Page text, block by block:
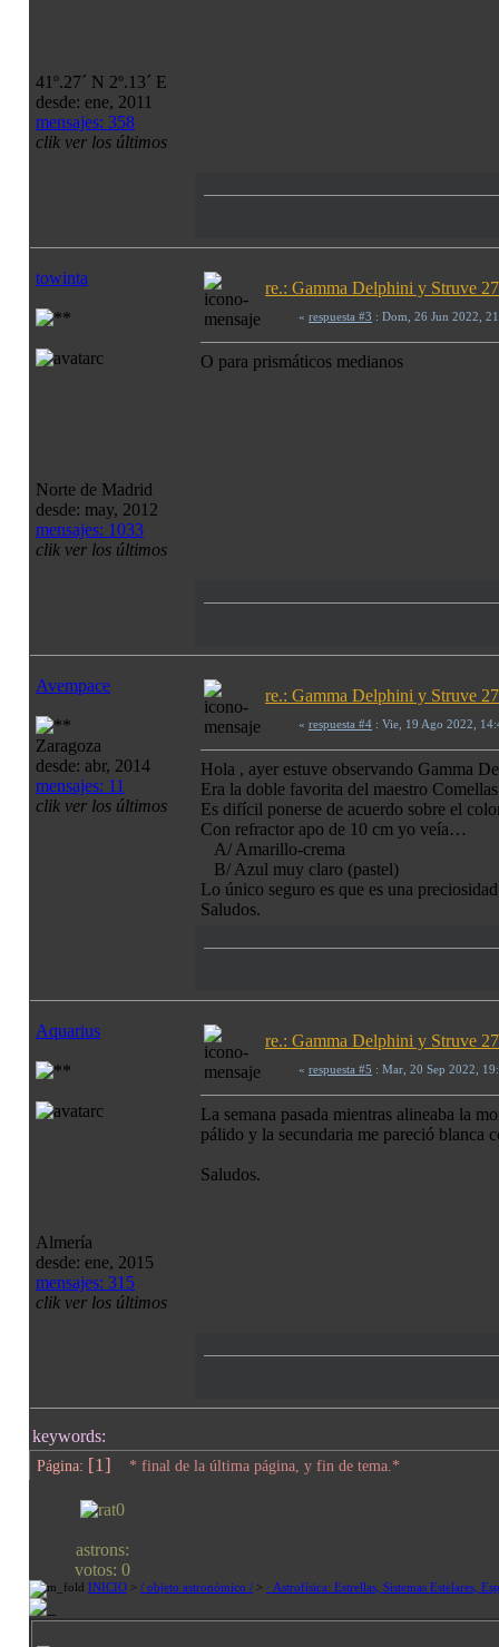
41º.27´ N 2º.13´ E
desde: ene, 2011
mensajes: 358
clik ver los últimos
towinta
Norte de Madrid
desde: may, 2012
mensajes: 1033
clik ver los últimos
re.: Gamma Delphini y Struve
« respuesta #3 : Dom, 26 Jun 2022,
O para prismáticos medianos
Avempace
Zaragoza
desde: abr, 2014
mensajes: 11
clik ver los últimos
re.: Gamma Delphini y Struve
« respuesta #4 : Vie, 19 Ago 2022,
Hola , ayer estuve observando Gamma
Era la doble favorita del maestro
Es difícil ponerse de acuerdo sobre el
Con refractor apo de 10 cm yo veía…
A/ Amarillo-crema
B/ Azul muy claro (pastel)
Lo único seguro es que es una
Saludos.
Aquarius
Almería
desde: ene, 2015
mensajes: 315
clik ver los últimos
re.: Gamma Delphini y Struve
« respuesta #5 : Mar, 20 Sep 2022,
La semana pasada mientras alineaba la
pálido y la secundaria me pareció blanca
Saludos.
keywords:
Página: [1] * final de la última página, y fin de tema.*
astrons:
votos: 0
INICIO > / objeto astronómico / > · Astrofísica: Estrellas, Sistemas Estelares,